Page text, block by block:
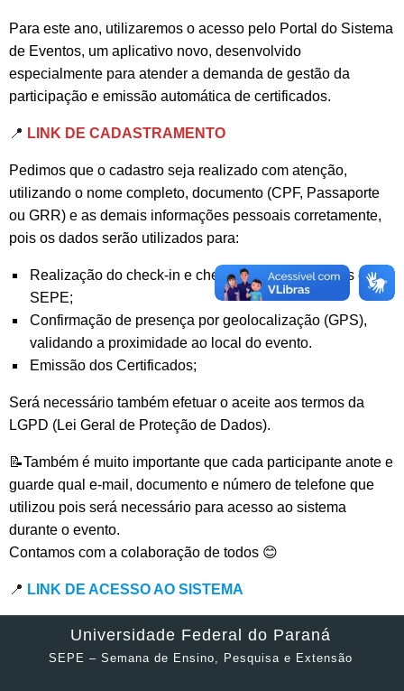
Para este ano, utilizaremos o acesso pelo Portal do Sistema
de Eventos, um aplicativo novo, desenvolvido
especialmente para atender a demanda de gestão da
participação e emissão automática de certificados.
📍 LINK DE CADASTRAMENTO
Pedimos que o cadastro seja realizado com atenção,
utilizando o nome completo, documento (CPF, Passaporte
ou GRR) e as demais informações pessoais corretamente,
pois os dados serão utilizados para:
Realização do check-in e check-out nas atividades da
SEPE;
Confirmação de presença por geolocalização (GPS),
validando a proximidade ao local do evento.
Emissão dos Certificados;
Será necessário também efetuar o aceite aos termos da
LGPD (Lei Geral de Proteção de Dados).
📝Também é muito importante que cada participante anote e
guarde qual e-mail, documento e número de telefone que
utilizou pois será necessário para acesso ao sistema
durante o evento.
Contamos com a colaboração de todos 😊
📍 LINK DE ACESSO AO SISTEMA
Universidade Federal do Paraná
SEPE – Semana de Ensino, Pesquisa e Extensão